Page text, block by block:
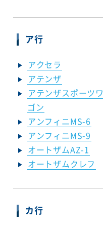
ア行
アクセラ
アテンザ
アテンザスポーツワ
ゴン
アンフィニMS-6
アンフィニMS-9
オートザムAZ-1
オートザムクレフ
カ行